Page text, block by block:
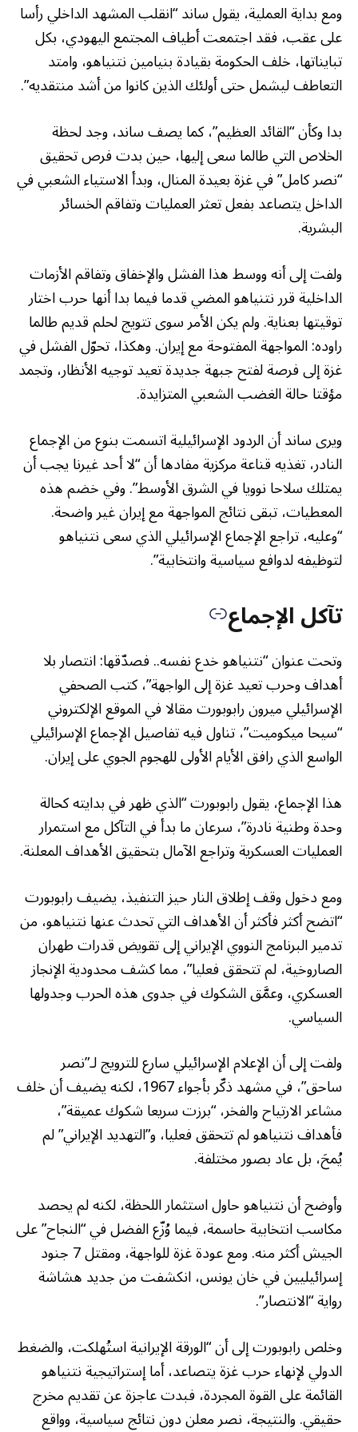
ومع بداية العملية، يقول ساند “انقلب المشهد الداخلي رأسا
على عقب، فقد اجتمعت أطياف المجتمع اليهودي، بكل
تبايناتها، خلف الحكومة بقيادة بنيامين نتنياهو، وامتد
التعاطف ليشمل حتى أولئك الذين كانوا من أشد منتقديه”.
بدا وكأن “القائد العظيم”، كما يصف ساند، وجد لحظة
الخلاص التي طالما سعى إليها، حين بدت فرص تحقيق
“نصر كامل” في غزة بعيدة المنال، وبدأ الاستياء الشعبي في
الداخل يتصاعد بفعل تعثر العمليات وتفاقم الخسائر
البشرية.
ولفت إلى أنه ووسط هذا الفشل والإخفاق وتفاقم الأزمات
الداخلية قرر نتنياهو المضي قدما فيما بدا أنها حرب اختار
توقيتها بعناية. ولم يكن الأمر سوى تتويج لحلم قديم طالما
راوده: المواجهة المفتوحة مع إيران. وهكذا، تحوّل الفشل في
غزة إلى فرصة لفتح جبهة جديدة تعيد توجيه الأنظار، وتجمد
مؤقتا حالة الغضب الشعبي المتزايدة.
ويرى ساند أن الردود الإسرائيلية اتسمت بنوع من الإجماع
النادر، تغذيه قناعة مركزية مفادها أن “لا أحد غيرنا يجب أن
يمتلك سلاحا نوويا في الشرق الأوسط”. وفي خضم هذه
المعطيات، تبقى نتائج المواجهة مع إيران غير واضحة.
“وعليه، تراجع الإجماع الإسرائيلي الذي سعى نتنياهو
لتوظيفه لدوافع سياسية وانتخابية”.
تآكل الإجماع
وتحت عنوان “نتنياهو خدع نفسه.. فصدّقها: انتصار بلا
أهداف وحرب تعيد غزة إلى الواجهة”، كتب الصحفي
الإسرائيلي ميرون رابوبورت مقالا في الموقع الإلكتروني
“سيحا ميكوميت”، تناول فيه تفاصيل الإجماع الإسرائيلي
الواسع الذي رافق الأيام الأولى للهجوم الجوي على إيران.
هذا الإجماع، يقول رابوبورت “الذي ظهر في بدايته كحالة
وحدة وطنية نادرة”، سرعان ما بدأ في التآكل مع استمرار
العمليات العسكرية وتراجع الآمال بتحقيق الأهداف المعلنة.
ومع دخول وقف إطلاق النار حيز التنفيذ، يضيف رابوبورت
“اتضح أكثر فأكثر أن الأهداف التي تحدث عنها نتنياهو، من
تدمير البرنامج النووي الإيراني إلى تقويض قدرات طهران
الصاروخية، لم تتحقق فعليا”، مما كشف محدودية الإنجاز
العسكري، وعمَّق الشكوك في جدوى هذه الحرب وجدولها
السياسي.
ولفت إلى أن الإعلام الإسرائيلي سارع للترويج لـ”نصر
ساحق”، في مشهد ذكّر بأجواء 1967، لكنه يضيف أن خلف
مشاعر الارتياح والفخر، “برزت سريعا شكوك عميقة”،
فأهداف نتنياهو لم تتحقق فعليا، و”التهديد الإيراني” لم
يُمحَ، بل عاد بصور مختلفة.
وأوضح أن نتنياهو حاول استثمار اللحظة، لكنه لم يحصد
مكاسب انتخابية حاسمة، فيما وُزّع الفضل في “النجاح” على
الجيش أكثر منه. ومع عودة غزة للواجهة، ومقتل 7 جنود
إسرائيليين في خان يونس، انكشفت من جديد هشاشة
رواية “الانتصار”.
وخلص رابوبورت إلى أن “الورقة الإيرانية استُهلكت، والضغط
الدولي لإنهاء حرب غزة يتصاعد، أما إستراتيجية نتنياهو
القائمة على القوة المجردة، فبدت عاجزة عن تقديم مخرج
حقيقي. والنتيجة، نصر معلن دون نتائج سياسية، وواقع